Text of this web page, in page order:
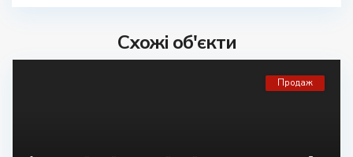
Схожі об'єкти
Продаж